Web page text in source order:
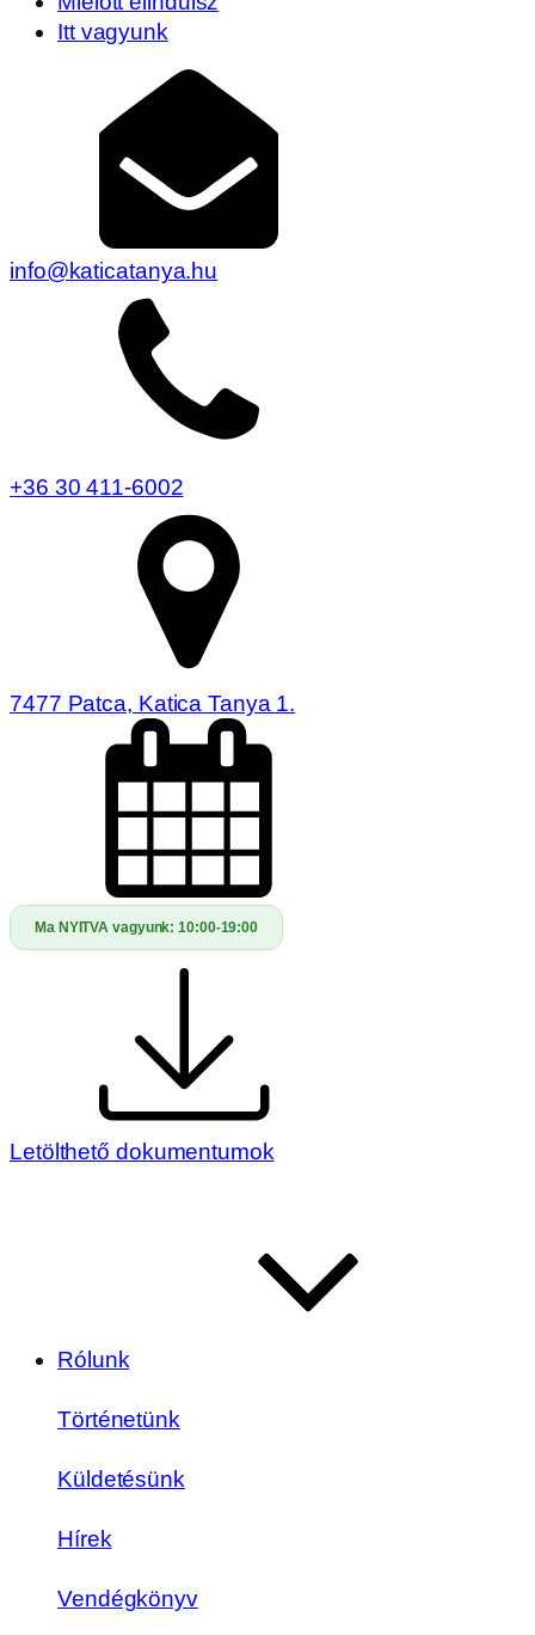
Itt vagyunk
info@katicatanya.hu
+36 30 411-6002
7477 Patca, Katica Tanya 1.
Ma NYITVA vagyunk:10:00-19:00
Letölthető dokumentumok
Rólunk
Történetünk
Küldetésünk
Hírek
Vendégkönyv